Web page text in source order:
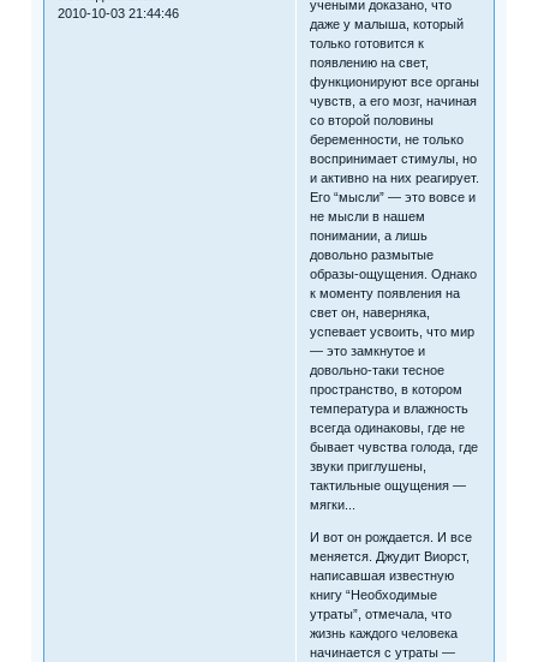
2010-10-03 21:44:46
учеными доказано, что
даже у малыша, который
только готовится к
появлению на свет,
функционируют все органы
чувств, а его мозг, начиная
со второй половины
беременности, не только
воспринимает стимулы, но
и активно на них реагирует.
Его “мысли” — это вовсе и
не мысли в нашем
понимании, а лишь
довольно размытые
образы-ощущения. Однако
к моменту появления на
свет он, наверняка,
успевает усвоить, что мир
— это замкнутое и
довольно-таки тесное
пространство, в котором
температура и влажность
всегда одинаковы, где не
бывает чувства голода, где
звуки приглушены,
тактильные ощущения —
мягки...
И вот он рождается. И все
меняется. Джудит Виорст,
написавшая известную
книгу “Необходимые
утраты”, отмечала, что
жизнь каждого человека
начинается с утраты —